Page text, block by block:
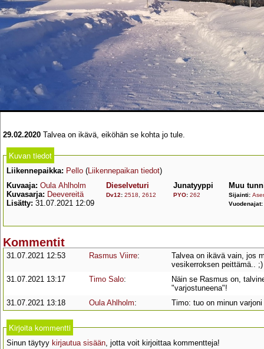
29.02.2020 Talvea on ikävä, eiköhän se kohta jo tule.
Kuvan tiedot
Liikennepaikka: Pello (Liikennepaikan tiedot)
Kuvaaja: Oula Ahlholm
Kuvasarja: Deevereitä
Lisätty: 31.07.2021 12:09
Dieselveturi
Dv12: 2518 2612
Junatyyppi
PYO: 262
Muu
Sijainti:
Vuodenajat:
Kommentit
31.07.2021 12:53 Rasmus Viirre:
Talvea on ikävä vain, jos
vesikerroksen peittämä.. ;)
31.07.2021 13:17
Timo Salo:
Näin se Rasmus on,
"varjostuneena"!
31.07.2021 13:18
Oula Ahlholm: Timo: tuo on minun varjoni
Kirjoita kommentti
Sinun täytyy kirjautua sisään , jotta voit kirjoittaa kommentteja!